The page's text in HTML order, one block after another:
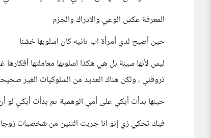
المعرفة عكس الوعي والادراك والجزم
حين أصبح لدي أمرأة اب ثانيه كان اسلوبها خشنا
ليس لأنها سيئة بل هي هكذا اسلوبها معاملتها
تروقني ، ولكن هناك العديد من السلوكيات الغير
حينها بدأت أبكي على أمي الوهمية ثم بدأت أبكي لو
فيك تحكي زي إنو انا جربت التنين من شخصيات